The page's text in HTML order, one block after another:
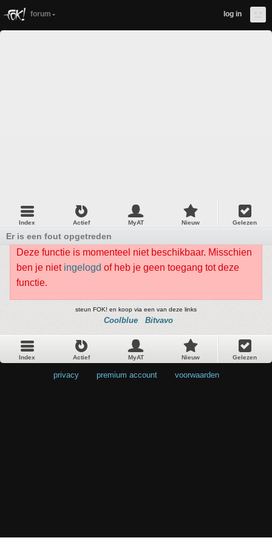
forum log in
Index Actief MyAT Nieuw Gelezen
Er is een fout opgetreden
Deze functie is momenteel niet beschikbaar. Misschien
ben je niet ingelogd of heb je geen toegang tot deze
functie.
steun FOK! en koop via een van deze links
Coolblue Bitvavo
Index Actief MyAT Nieuw Gelezen
privacy premium account voorwaarden